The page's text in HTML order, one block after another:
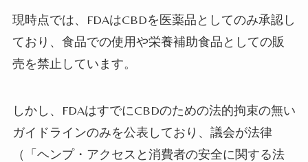
現時点では、 FDAはCBDを医薬品としてのみ承認し
ており、食品での使用や栄養補助食品としての販
売を禁止しています。
しかし、 FDAはすでにCBDのための法的拘束の無い
ガイドラインのみを公表しており、議会が法律
（「ヘンプ・アクセスと消費者の安全に関する法